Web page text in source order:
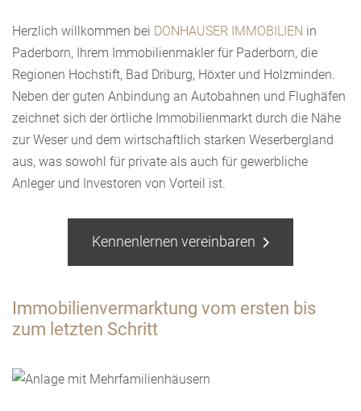
Herzlich willkommen bei DONHAUSER IMMOBILIEN in
Paderborn, Ihrem Immobilienmakler für Paderborn, die
Regionen Hochstift, Bad Driburg, Höxter und Holzminden.
Neben der guten Anbindung an Autobahnen und Flughäfen
zeichnet sich der örtliche Immobilienmarkt durch die Nähe
zur Weser und dem wirtschaftlich starken Weserbergland
aus, was sowohl für private als auch für gewerbliche
Anleger und Investoren von Vorteil ist.
Kennenlernen vereinbaren
Immobilienvermarktung vom ersten bis
zum letzten Schritt